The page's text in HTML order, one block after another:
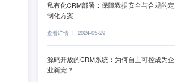
私有化CRM部署：保障数据安全与合规的定
制化方案
查看详情 | 2024-05-29
源码开放的CRM系统：为何自主可控成为企
业新宠？